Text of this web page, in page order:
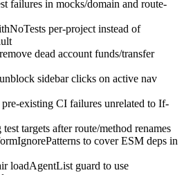
failures in mocks/domain and route-
per-project instead of
dead account funds/transfer
sidebar clicks on active nav
existing CI failures unrelated to If-
targets after route/method renames
to cover ESM deps in
loadAgentList guard to use